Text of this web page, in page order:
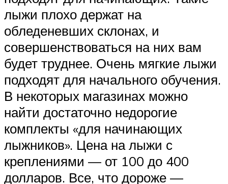
лыжи плохо держат на
обледеневших склонах, и
совершенствоваться на них вам
будет труднее. Очень мягкие лыжи
подходят для начального обучения.
В некоторых магазинах можно
найти достаточно недорогие
комплекты «для начинающих
лыжников». Цена на лыжи с
креплениями — от 100 до 400
долларов. Все, что дороже —